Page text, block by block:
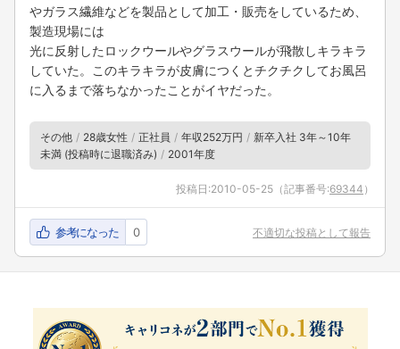
やガラス繊維などを製品として加工・販売をしているため、
製造現場には
光に反射したロックウールやグラスウールが飛散しキラキラ
していた。このキラキラが皮膚につくとチクチクしてお風呂
に入るまで落ちなかったことがイヤだった。
その他 28歳女性 正社員 年収252万円
新卒入社 3年～10年
未満 (投稿時に退職済み)
2001年度
投稿日:2010-05-25 （記事番号:69344 ）
参考になった 0 不適切な投稿として報告